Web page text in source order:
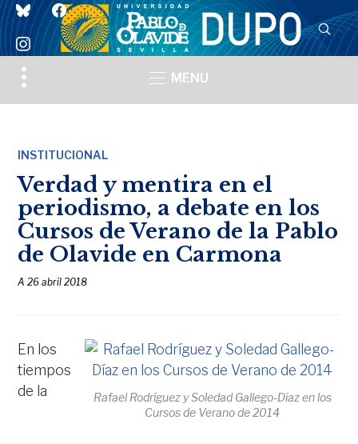
blueskyfacebook
instagram
Toggle
sidebar
MENU
INSTITUCIONAL
Verdad y mentira en el
periodismo, a debate en los
Cursos de Verano de la Pablo
de Olavide en Carmona
A26 abril 2018
Rafael Rodríguez y Soledad Gallego-Díaz en los
Cursos de Verano de 2014
En los
tiempos
de la